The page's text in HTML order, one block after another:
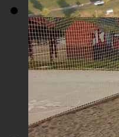
Плажа "Топољар" -